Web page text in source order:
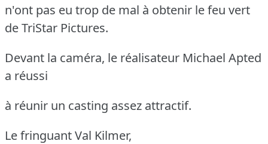
n'ont pas eu trop de mal à obtenir le feu vert
de TriStar Pictures.
Devant la caméra, le réalisateur Michael Apted
a réussi
à réunir un casting assez attractif.
Le fringuant Val Kilmer,